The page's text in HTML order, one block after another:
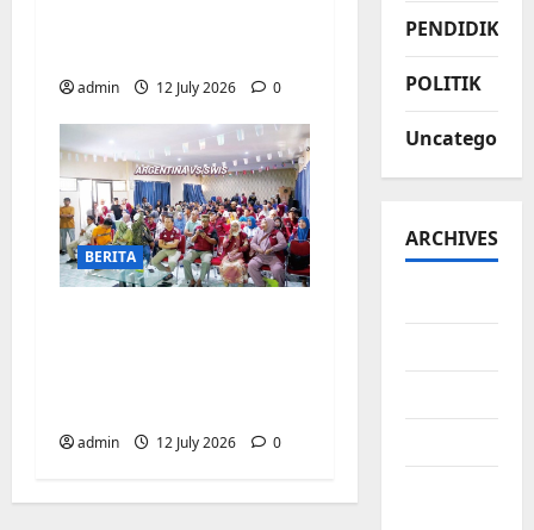
admin 12 July 2026 0
BERITA
admin 12 July 2026 0
PENDIDIKAN
POLITIK
ARCHIVES